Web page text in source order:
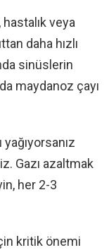
veya
daha hızlı
sinüslerin
maydanoz çayı
Gazı azaltmak
her 2-3
kritik önemi